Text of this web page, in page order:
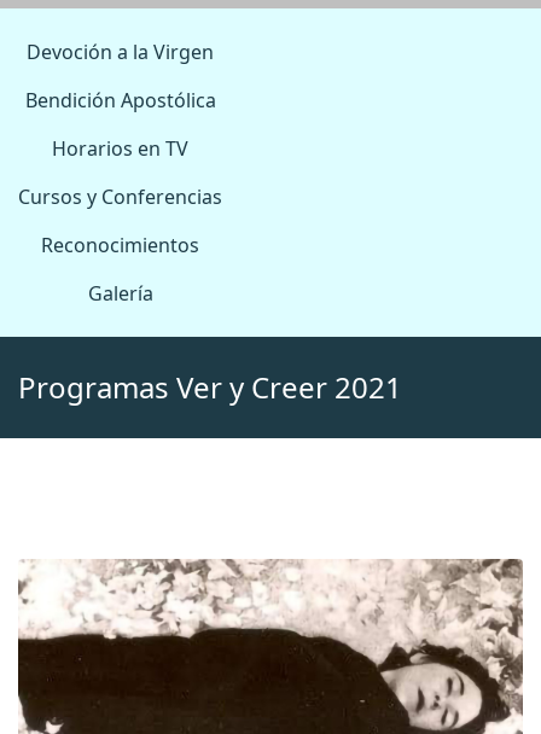
Devoción a la Virgen
Bendición Apostólica
Horarios en TV
Cursos y Conferencias
Reconocimientos
Galería
Programas Ver y Creer 2021